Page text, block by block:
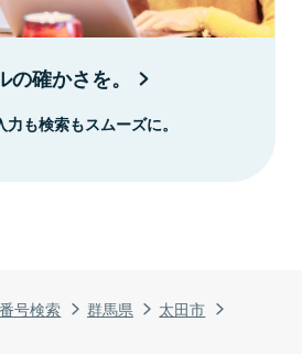
号検索 群馬県
太田市
確かさを。
も検索もスムーズに。